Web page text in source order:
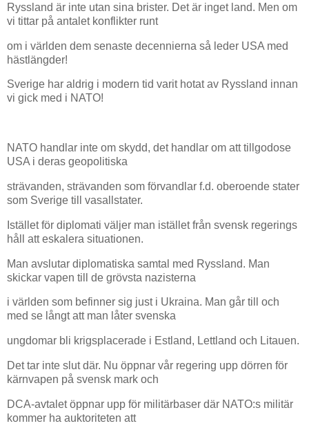
Ryssland är inte utan sina brister. Det är inget land. Men om
vi tittar på antalet konflikter runt
om i världen dem senaste decennierna så leder USA med
hästlängder!
Sverige har aldrig i modern tid varit hotat av Ryssland innan
vi gick med i NATO!
NATO handlar inte om skydd, det handlar om att tillgodose
USA i deras geopolitiska
strävanden, strävanden som förvandlar f.d. oberoende stater
som Sverige till vasallstater.
Istället för diplomati väljer man istället från svensk regerings
håll att eskalera situationen.
Man avslutar diplomatiska samtal med Ryssland. Man
skickar vapen till de grövsta nazisterna
i världen som befinner sig just i Ukraina. Man går till och
med se långt att man låter svenska
ungdomar bli krigsplacerade i Estland, Lettland och Litauen.
Det tar inte slut där. Nu öppnar vår regering upp dörren för
kärnvapen på svensk mark och
DCA-avtalet öppnar upp för militärbaser där NATO:s militär
kommer ha auktoriteten att